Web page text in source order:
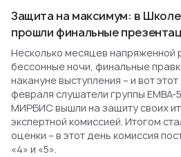
Защита на максимум: в
прошли финальные
Несколько месяцев напряженной
бессонные ночи, финальные
накануне выступления – и вот
февраля слушатели группы
МИРБИС вышли на защиту своих
экспертной комиссией. Итогом
оценки – в этот день комиссия
«4» и «5».